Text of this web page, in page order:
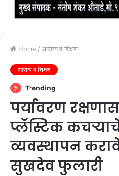
Home / आरोग्य व शिक्षण
आरोग्य व शिक्षण
Trending
पर्यावरण
प्लॅस्टिक
व्यवस्थापन
सुखदेव फुलारी